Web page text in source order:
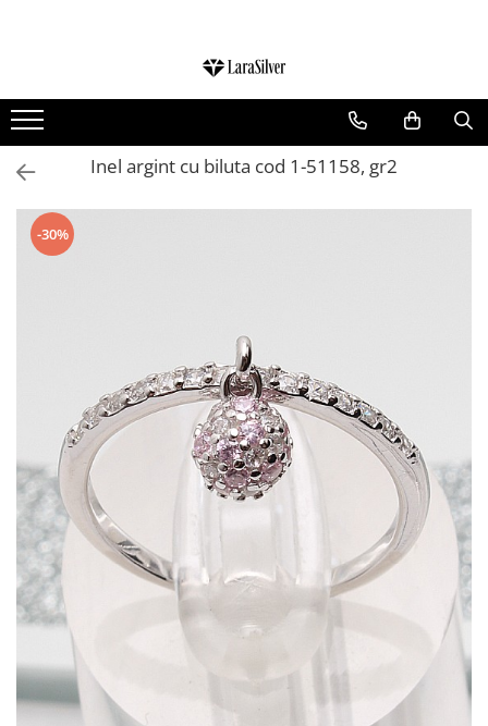
CERCEI ARGINT
BRATARI ARGINT
COLIERE ARGINT
LANTISOARE ARGINT
CRUCIULITE SI ICONITE ARGINT
BIJUTERII ARGINT PENTRU COPII
BIJUTERII ARGINT PENTRU BARBATI
INELE ARGINT
marime reglabila
marimea 47
marimea 48
marimea 49
marimea 50
marimea 51
marimea 52
marimea 53
marimea 54
Inel argint cu biluta cod 1-51158, gr2
-30%